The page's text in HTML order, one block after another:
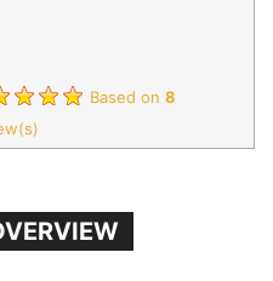
Based on 8